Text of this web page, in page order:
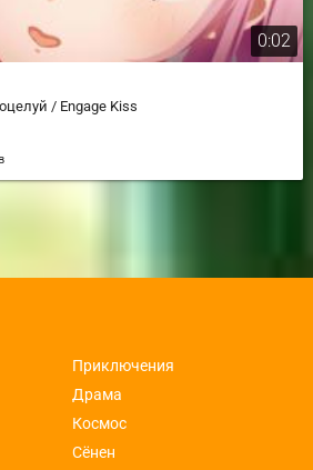
0:02
/ Engage Kiss
Приключения
Драма
Космос
Сёнен